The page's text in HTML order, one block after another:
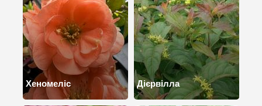
Хеномеліс Дієрвілла